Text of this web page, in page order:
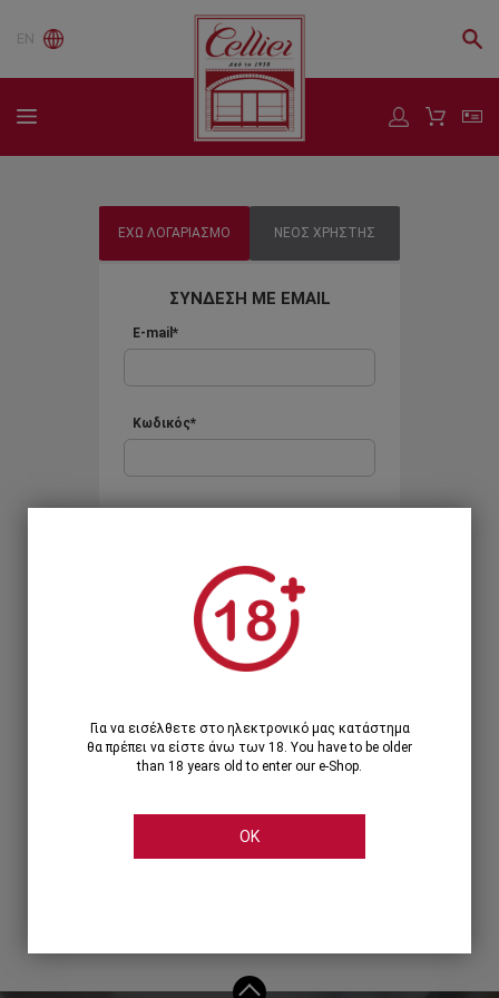
EN
ΕΧΩ ΛΟΓΑΡΙΑΣΜΟ ΝΕΟΣ ΧΡΗΣΤΗΣ
ΣΥΝΔΕΣΗ ΜΕ EMAIL
E-mail*
Κωδικός*
Ξεχάσατε τον κωδικό;
Ή
ΣΥΝΔΕΣΗ ΜΕ ...
Για να εισέλθετε στο ηλεκτρονικό μας κατάστημα
θα πρέπει να είστε άνω των 18. You have to be older
than 18 years old to enter our e-Shop.
OK